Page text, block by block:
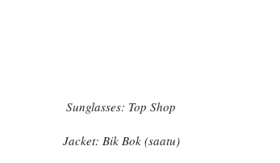
Sunglasses: Top Shop
Jacket: Bik Bok (saatu)